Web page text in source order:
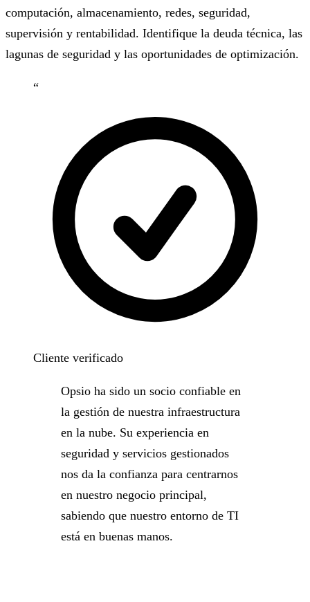
computación, almacenamiento, redes, seguridad,
supervisión y rentabilidad. Identifique la deuda técnica, las
lagunas de seguridad y las oportunidades de optimización.
“
Cliente verificado
Opsio ha sido un socio confiable en
la gestión de nuestra infraestructura
en la nube. Su experiencia en
seguridad y servicios gestionados
nos da la confianza para centrarnos
en nuestro negocio principal,
sabiendo que nuestro entorno de TI
está en buenas manos.